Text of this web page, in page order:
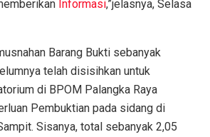
Informasi,”jelasnya, Selasa
Barang Bukti sebanyak
telah disisihkan untuk
di BPOM Palangka Raya
Pembuktian pada sidang di
Sisanya, total sebanyak 2,05